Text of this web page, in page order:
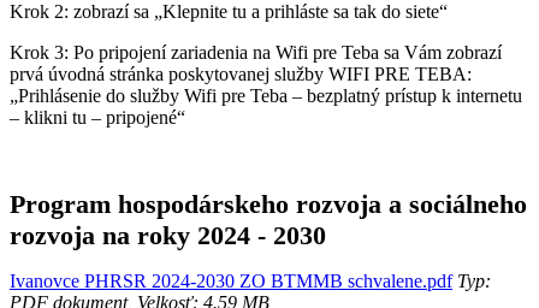
Krok 2: zobrazí sa „Klepnite tu a prihláste sa tak do siete“
Krok 3: Po pripojení zariadenia na Wifi pre Teba sa Vám zobrazí
prvá úvodná stránka poskytovanej služby WIFI PRE TEBA:
„Prihlásenie do služby Wifi pre Teba – bezplatný prístup k internetu
– klikni tu – pripojené“
Program hospodárskeho rozvoja a sociálneho
rozvoja na roky 2024 - 2030
Ivanovce PHRSR 2024-2030 ZO BTMMB schvalene.pdfTyp:
PDF dokument, Velkosť: 4.59 MB